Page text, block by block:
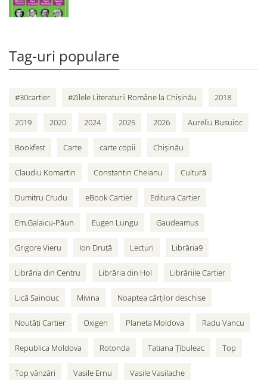
Tag-uri populare
#30cartier #Zilele Literaturii Române la Chișinău 2018
2019 2020 2024 2025 2026 Aureliu Busuioc
Bookfest Carte carte copii Chișinău
Claudiu Komartin Constantin Cheianu Cultură
Dumitru Crudu eBook Cartier Editura Cartier
Em.Galaicu-Păun Eugen Lungu Gaudeamus
Grigore Vieru Ion Druță Lecturi Librăria9
Librăria din Centru Librăria din Hol Librăriile Cartier
Lică Sainciuc Mivina Noaptea cărților deschise
Noutăți Cartier Oxigen Planeta Moldova Radu Vancu
Republica Moldova Rotonda Tatiana Țîbuleac Top
Top vânzări Vasile Ernu Vasile Vasilache